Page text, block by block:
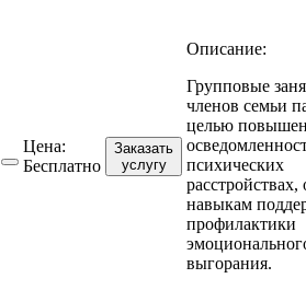
Цена:
Бесплатно
Заказать
услугу
Описание:
Групповые
членов семьи
целью
психических
расстройствах,
навыкам
профилактики
выгорания.